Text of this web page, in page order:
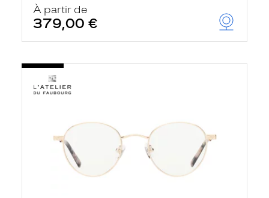
À partir de
379,00 €